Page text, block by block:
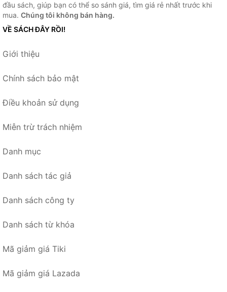
đầu sách, giúp bạn có thể so sánh giá, tìm giá rẻ nhất trước khi
mua. Chúng tôi không bán hàng.
VỀ SÁCH ĐÂY RỒI!
Giới thiệu
Chính sách bảo mật
Điều khoản sử dụng
Miễn trừ trách nhiệm
Danh mục
Danh sách tác giả
Danh sách công ty
Danh sách từ khóa
Mã giảm giá Tiki
Mã giảm giá Lazada